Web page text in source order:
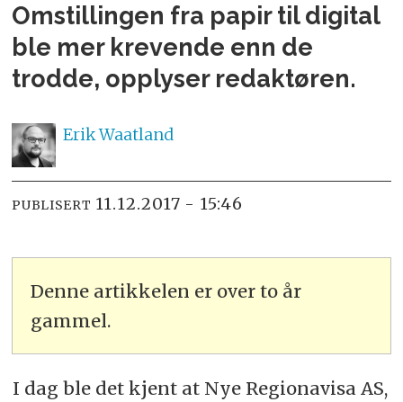
Omstillingen fra papir til digital
ble mer krevende enn de
trodde, opplyser redaktøren.
ErikWaatland
PUBLISERT 11.12.2017 - 15:46
Denne artikkelen er over to år
gammel.
I dag ble det kjent at Nye Regionavisa AS,